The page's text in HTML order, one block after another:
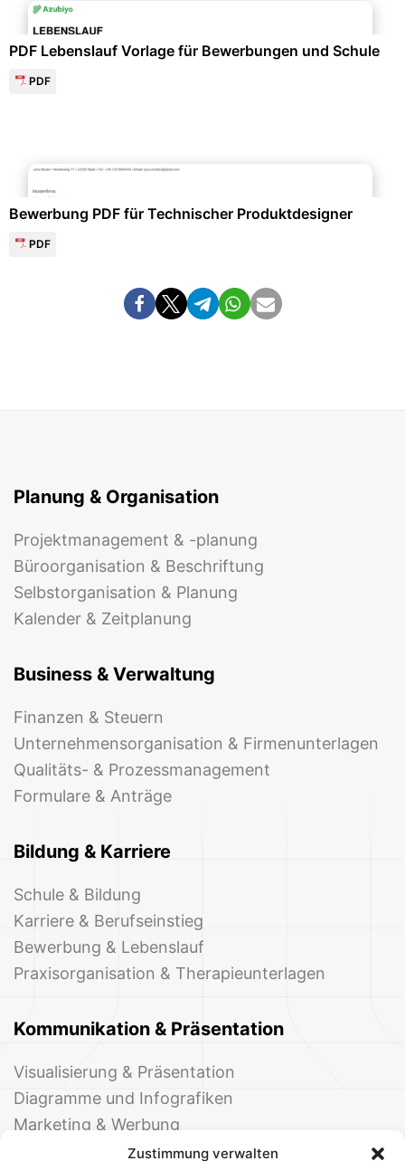
Zustimmung verwalten
PDF Lebenslauf Vorlage für Bewerbungen und Schule
PDF
Bewerbung PDF für Technischer Produktdesigner
PDF
Planung & Organisation
Projektmanagement & -planung
Büroorganisation & Beschriftung
Selbstorganisation & Planung
Kalender & Zeitplanung
Business & Verwaltung
Finanzen & Steuern
Unternehmensorganisation & Firmenunterlagen
Qualitäts- & Prozessmanagement
Formulare & Anträge
Bildung & Karriere
Schule & Bildung
Karriere & Berufseinstieg
Bewerbung & Lebenslauf
Praxisorganisation & Therapieunterlagen
Kommunikation & Präsentation
Visualisierung & Präsentation
Diagramme und Infografiken
Marketing & Werbung
Events & Einladungen